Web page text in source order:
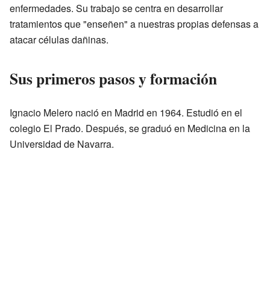
enfermedades. Su trabajo se centra en desarrollar
tratamientos que "enseñen" a nuestras propias defensas a
atacar células dañinas.
Sus primeros pasos y formación
Ignacio Melero nació en Madrid en 1964. Estudió en el
colegio El Prado. Después, se graduó en Medicina en la
Universidad de Navarra.